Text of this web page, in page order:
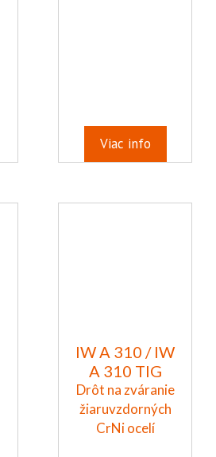
Viac info
IW A 310 / IW
A 310 TIG
Drôt na zváranie
žiaruvzdorných
CrNi ocelí